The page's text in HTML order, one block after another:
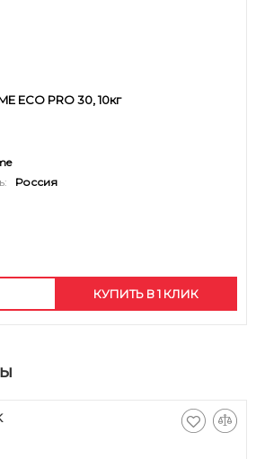
ECO PRO 30, 10кг
Россия
КУПИТЬ В 1 КЛИК